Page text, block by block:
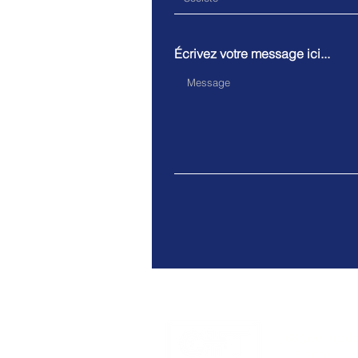
Écrivez votre message ici...